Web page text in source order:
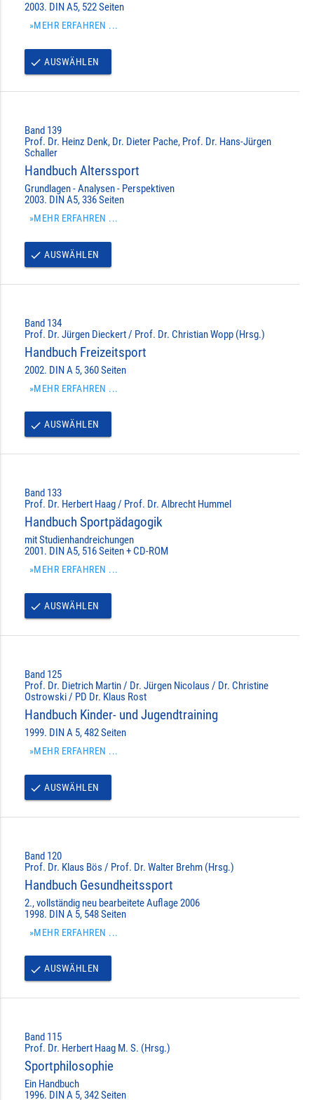
2003. DIN A5, 522 Seiten
»MEHR ERFAHREN ...
done AUSWÄHLEN
Band 139
Prof. Dr. Heinz Denk, Dr. Dieter Pache, Prof. Dr. Hans-Jürgen
Schaller
Handbuch Alterssport
Grundlagen - Analysen - Perspektiven
2003. DIN A5, 336 Seiten
»MEHR ERFAHREN ...
done AUSWÄHLEN
Band 134
Prof. Dr. Jürgen Dieckert / Prof. Dr. Christian Wopp (Hrsg.)
Handbuch Freizeitsport
2002. DIN A 5, 360 Seiten
»MEHR ERFAHREN ...
done AUSWÄHLEN
Band 133
Prof. Dr. Herbert Haag / Prof. Dr. Albrecht Hummel
Handbuch Sportpädagogik
mit Studienhandreichungen
2001. DIN A5, 516 Seiten + CD-ROM
»MEHR ERFAHREN ...
done AUSWÄHLEN
Band 125
Prof. Dr. Dietrich Martin / Dr. Jürgen Nicolaus / Dr. Christine
Ostrowski / PD Dr. Klaus Rost
Handbuch Kinder- und Jugendtraining
1999. DIN A 5, 482 Seiten
»MEHR ERFAHREN ...
done AUSWÄHLEN
Band 120
Prof. Dr. Klaus Bös / Prof. Dr. Walter Brehm (Hrsg.)
Handbuch Gesundheitssport
2., vollständig neu bearbeitete Auflage 2006
1998. DIN A 5, 548 Seiten
»MEHR ERFAHREN ...
done AUSWÄHLEN
Band 115
Prof. Dr. Herbert Haag M. S. (Hrsg.)
Sportphilosophie
Ein Handbuch
1996. DIN A 5, 342 Seiten